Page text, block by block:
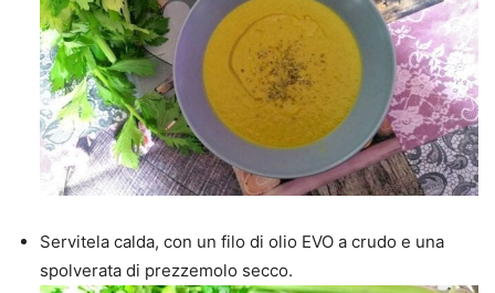
Servitela calda, con un filo di olio EVO a crudo e una
spolverata di prezzemolo secco.